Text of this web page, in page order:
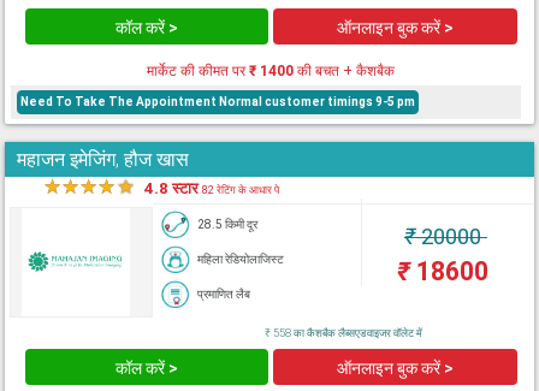
कॉल करें > ऑनलाइन बुक करें >
मार्केट की कीमत पर₹ 1400 की बचत + कैशबैक
Need To Take The Appointment Normal customer timings 9-5 pm
महाजन इमेजिंग, हौज खास
★★★★★ 4.8 स्टार82 रेटिंग के आधार पे
28.5 किमी दूर
महिला रेडियोलाजिस्ट
प्रमाणित लैब
₹20000
₹18600
₹ 558 का कैशबैक लैब्सएडवाइजर वॉलेट में
कॉल करें > ऑनलाइन बुक करें >